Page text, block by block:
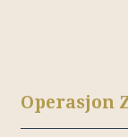
Operasjon